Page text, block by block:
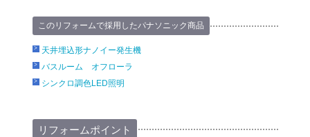
このリフォームで採用したパナソニック商品
天井埋込形ナノイー発生機
バスルーム オフローラ
シンクロ調色LED照明
リフォームポイント